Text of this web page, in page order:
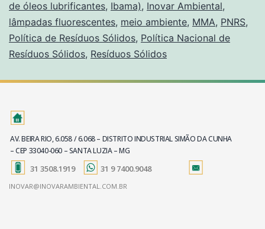
de óleos lubrificantes, Ibama), Inovar Ambiental,
lâmpadas fluorescentes, meio ambiente, MMA, PNRS,
Política de Resíduos Sólidos, Política Nacional de
Resíduos Sólidos, Resíduos Sólidos
AV. BEIRA RIO, 6.058 / 6.068 – DISTRITO INDUSTRIAL SIMÃO DA CUNHA
– CEP 33040-060 – SANTA LUZIA – MG
31 3508.1919 31 9 7400.9048
INOVAR@INOVARAMBIENTAL.COM.BR